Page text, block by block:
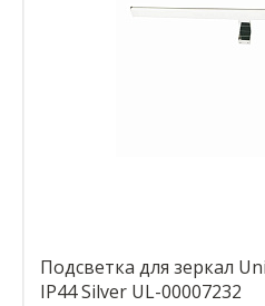
Подсветка для зеркал
IP44 Silver UL-00007232